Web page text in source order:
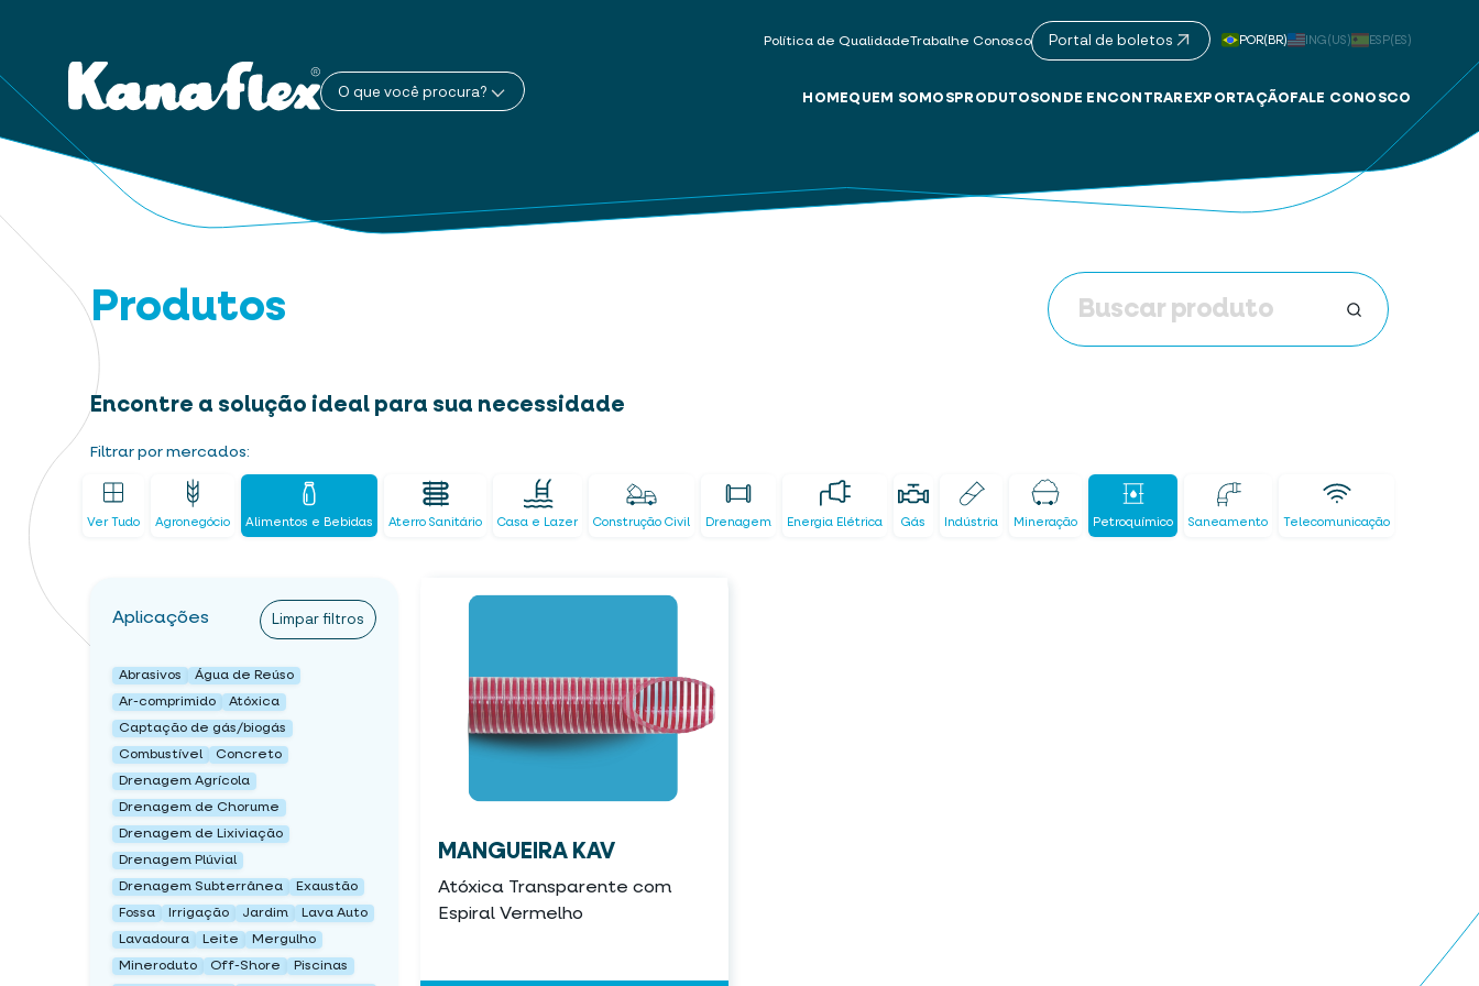
Política de QualidadeTrabalhe Conosco Portal de boletos POR(BR) ING(US) ESP(ES)
O que você procura? HOMEQUEM SOMOS PRODUTOSONDE ENCONTRAR EXPORTAÇÃO FALE CONOSCO
Produtos
Encontre a solução ideal para sua necessidade
Filtrar por mercados:
Ver Tudo Agronegócio Alimentos e Bebidas Aterro Sanitário Casa e Lazer Construção Civil Drenagem Energia Elétrica Gás Indústria Mineração Petroquímico Saneamento Telecomunicação
Aplicações Limpar filtros
Abrasivos
Água de Reúso
Ar-comprimido
Atóxica
Captação de gás/biogás
Combustível
Concreto
Drenagem Agrícola
Drenagem de Chorume
Drenagem de Lixiviação
Drenagem Plúvial
Drenagem Subterrânea
Exaustão
Fossa
Irrigação Jardim
Lava Auto
Lavadoura
Leite
Mergulho
Mineroduto
Off-Shore
Piscinas
MANGUEIRA KAV
Atóxica Transparente com
Espiral Vermelho